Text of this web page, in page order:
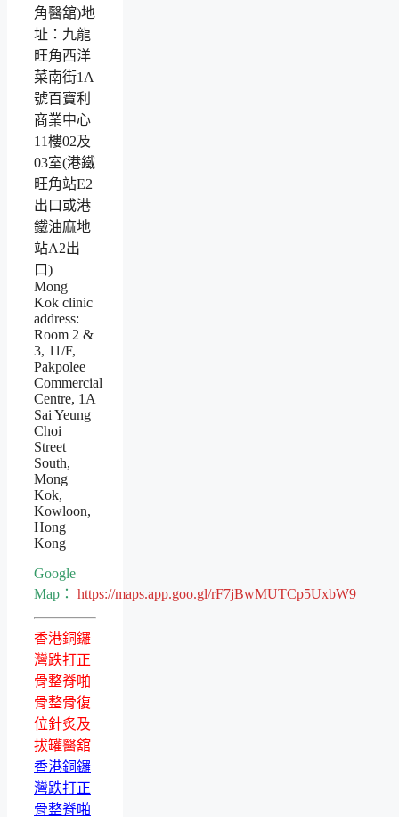
角醫舘)地
址：九龍
旺角西洋
菜南街1A
號百寶利
商業中心
11樓02及
03室(港鐵
旺角站E2
出口或港
鐵油麻地
站A2出
口)
Mong
Kok clinic
address:
Room 2 &
3, 11/F,
Pakpolee
Commercial
Centre, 1A
Sai Yeung
Choi
Street
South,
Mong
Kok,
Kowloon,
Hong
Kong
Google
Map： https://maps.app.goo.gl/rF7jBwMUTCp5UxbW9
香港銅鑼
灣跌打正
骨整脊啪
骨整骨復
位針炙及
拔罐醫舘
香港銅鑼
灣跌打正
骨整脊啪